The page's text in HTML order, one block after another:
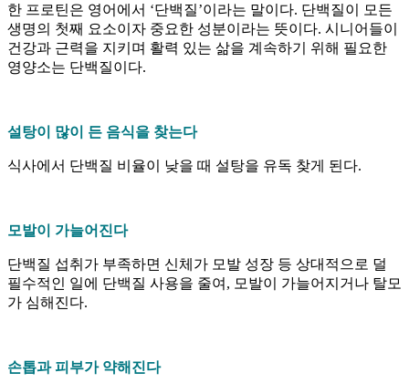
한 프로틴은 영어에서 ‘단백질’이라는 말이다. 단백질이 모든
생명의 첫째 요소이자 중요한 성분이라는 뜻이다. 시니어들이
건강과 근력을 지키며 활력 있는 삶을 계속하기 위해 필요한
영양소는 단백질이다.
설탕이 많이 든 음식을 찾는다
식사에서 단백질 비율이 낮을 때 설탕을 유독 찾게 된다.
모발이 가늘어진다
단백질 섭취가 부족하면 신체가 모발 성장 등 상대적으로 덜
필수적인 일에 단백질 사용을 줄여, 모발이 가늘어지거나 탈모
가 심해진다.
손톱과 피부가 약해진다